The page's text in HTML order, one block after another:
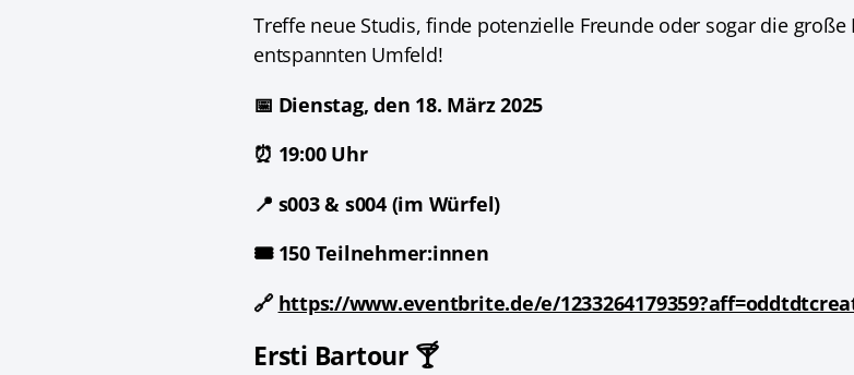
Treffe neue Studis, finde potenzielle Freunde oder sogar die
entspannten Umfeld!
📅 Dienstag, den 18. März 2025
⏰ 19:00 Uhr
📍 s003 & s004 (im Würfel)
🎟️ 150 Teilnehmer:innen
🔗 https://www.eventbrite.de/e/
Ersti Bartour 🍸